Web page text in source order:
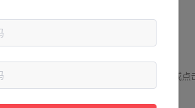
抱歉!
请检查您输入的网址是否正确，或点